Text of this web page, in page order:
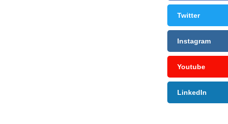
Twitter
Instagram
Youtube
LinkedIn